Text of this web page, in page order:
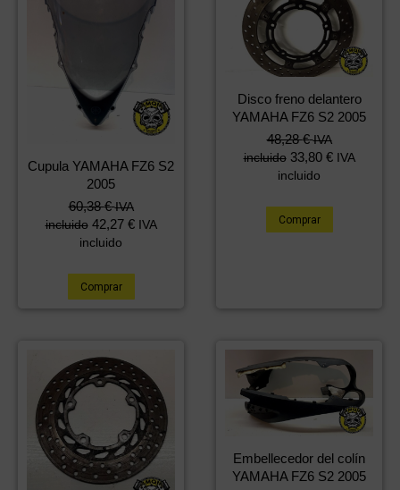
Cupula YAMAHA FZ6 S2
2005
60,38€ IVA
incluido 42,27 € IVA
incluido
Comprar
Disco freno delantero
YAMAHA FZ6 S2 2005
48,28€ IVA
incluido 33,80 € IVA
incluido
Comprar
Embellecedor del colín
YAMAHA FZ6 S2 2005